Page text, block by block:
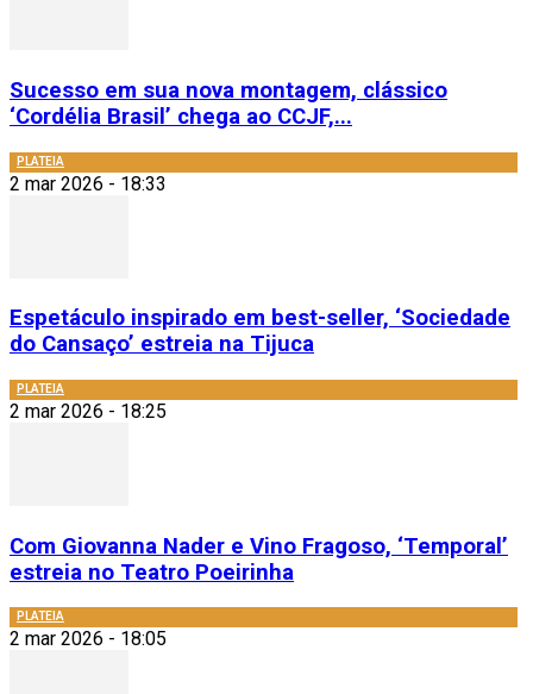
Sucesso em sua nova montagem, clássico
‘Cordélia Brasil’ chega ao CCJF,...
PLATEIA
2 mar 2026 - 18:33
Espetáculo inspirado em best-seller, ‘Sociedade
do Cansaço’ estreia na Tijuca
PLATEIA
2 mar 2026 - 18:25
Com Giovanna Nader e Vino Fragoso, ‘Temporal’
estreia no Teatro Poeirinha
PLATEIA
2 mar 2026 - 18:05